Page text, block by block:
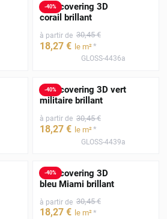
-40%
Film covering 3D
corail brillant
à partir de 30,45 €
18,27 € le m²*
GLOSS-4436a
-40%
Film covering 3D vert
militaire brillant
à partir de 30,45 €
18,27 € le m²*
GLOSS-4439a
-40%
Film covering 3D
bleu Miami brillant
à partir de 30,45 €
18,27 € le m²*